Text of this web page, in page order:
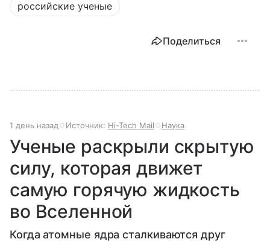
российские ученые
Поделиться
1 день назад Источник: Hi-Tech Mail Наука
Ученые раскрыли скрытую
силу, которая движет
самую горячую жидкость
во Вселенной
Когда атомные ядра сталкиваются друг